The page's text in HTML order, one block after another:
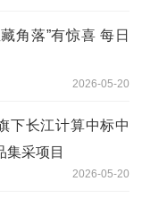
角落”有惊喜 每日
2026-05-20
下长江计算中标中
集采项目
2026-05-20